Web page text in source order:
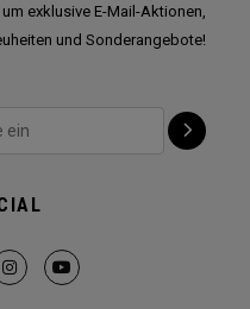
exklusive E-Mail-Aktionen,
und Sonderangebote!